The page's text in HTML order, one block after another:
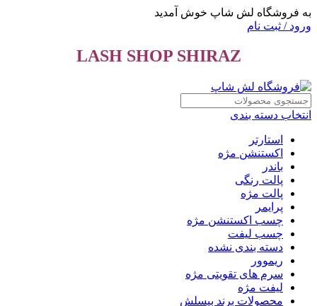
به فروشگاه لش شاپ خوش آمدید
ورود / ثبت نام
LASH SHOP SHIRAZ
انتخاب دسته بندی
استارتر
اکستنشن مژه
باندر
پالت رنگی
پالت مژه
پرایمر
چسب اکستنشن مژه
چسب لیفت
دسته بندی نشده
ریموور
سرم های تقویتی مژه
لیفت مژه
محصولات برند بیسلش